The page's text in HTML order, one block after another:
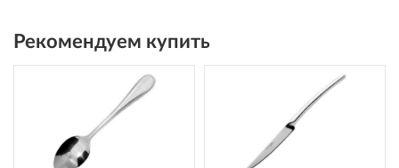
Рекомендуем купить